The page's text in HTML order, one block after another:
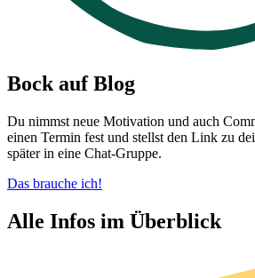
Bock auf Blog
Du nimmst neue Motivation und auch
einen Termin fest und stellst den Link zu
später in eine Chat-Gruppe.
Das brauche ich!
Alle Infos im Überblick